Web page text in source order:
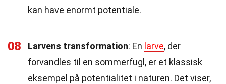
kan have enormt potentiale.
08 Larvens transformation: En larve, der
forvandles til en sommerfugl, er et klassisk
eksempel på potentialitet i naturen. Det viser,